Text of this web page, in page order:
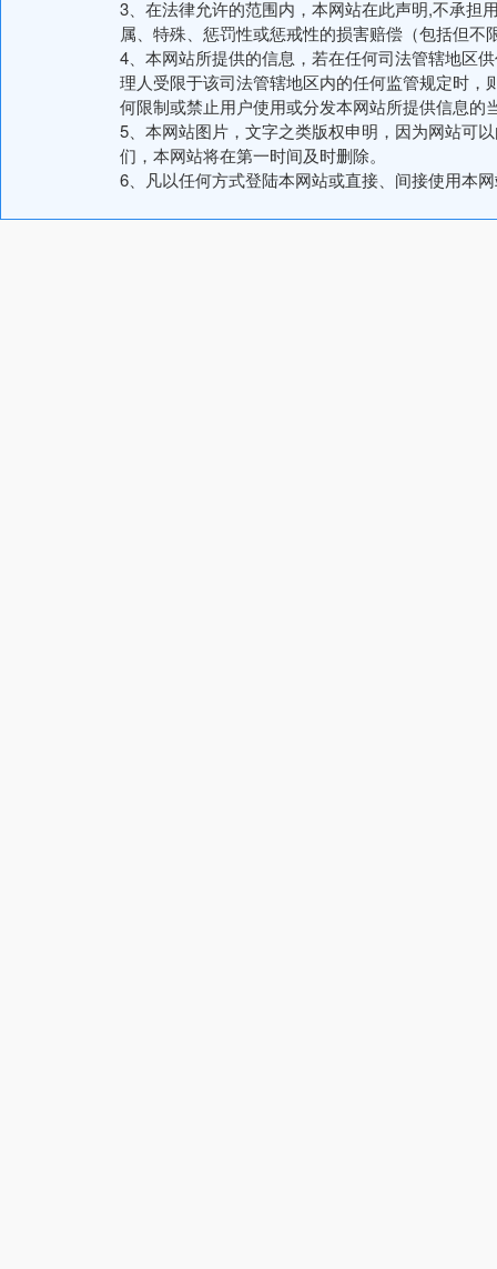
3、在法律允许的范围内，本网站在此声明,不承担
属、特殊、惩罚性或惩戒性的损害赔偿（包括但
4、本网站所提供的信息，若在任何司法管辖地区
理人受限于该司法管辖地区内的任何监管规定时
何限制或禁止用户使用或分发本网站所提供信息的
5、本网站图片，文字之类版权申明，因为网站可
们，本网站将在第一时间及时删除。
6、凡以任何方式登陆本网站或直接、间接使用本